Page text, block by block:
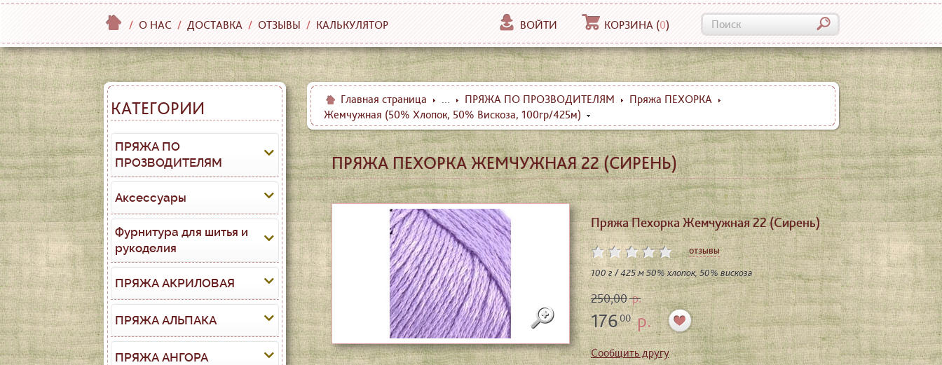
/ О НАС / ДОСТАВКА / ОТЗЫВЫ / КАЛЬКУЛЯТОР ВОЙТИ КОРЗИНА (0)
КАТЕГОРИИ
ПРЯЖА ПО
ПРОЗВОДИТЕЛЯМ
Аксессуары
Фурнитура для шитья и
рукоделия
ПРЯЖА АКРИЛОВАЯ
ПРЯЖА АЛЬПАКА
ПРЯЖА АНГОРА
Главная страница ... ПРЯЖА ПО ПРОЗВОДИТЕЛЯМ
Пряжа ПЕХОРКА
Жемчужная (50% Хлопок, 50% Вискоза, 100гр/425м)
ПРЯЖА ПЕХОРКА ЖЕМЧУЖНАЯ 22 (СИРЕНЬ)
Пряжа Пехорка Жемчужная 22 (Сирень)
отзывы
100 г / 425 м 50% хлопок, 50% вискоза
250,00р.
17600р.
Сообщить другу